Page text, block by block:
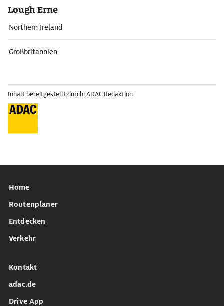
Lough Erne
Northern Ireland
Großbritannien
Inhalt bereitgestellt durch: ADAC Redaktion
Home
Routenplaner
Entdecken
Verkehr
Kontakt
adac.de
Drive App